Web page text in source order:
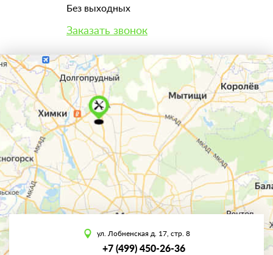
Без выходных
Заказать звонок
ул. Лобненская д. 17, стр. 8
+7 (499) 450-26-36